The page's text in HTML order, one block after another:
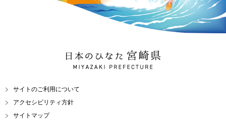
日本のひなた 宮崎県
MIYAZAKI PREFECTURE
サイトのご利用について
アクセシビリティ方針
サイトマップ